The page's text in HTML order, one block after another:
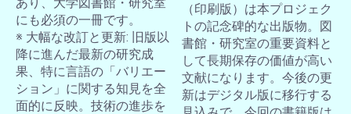
にも必須の一冊です。
※ 大幅な改訂と更新: 旧版以
降に進んだ最新の研究成
果、特に言語の「バリエー
ション」に関する知見を全
面的に反映。技術の進歩を
（印刷版）は本プロジェク
トの記念碑的な出版物。図
書館・研究室の重要資料と
して長期保存の価値が高い
文献になります。今後の更
新はデジタル版に移行する